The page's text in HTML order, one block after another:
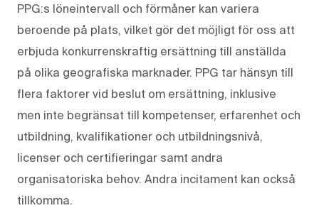
PPG:s löneintervall och förmåner kan variera
beroende på plats, vilket gör det möjligt för oss att
erbjuda konkurrenskraftig ersättning till anställda
på olika geografiska marknader. PPG tar hänsyn till
flera faktorer vid beslut om ersättning, inklusive
men inte begränsat till kompetenser, erfarenhet och
utbildning, kvalifikationer och utbildningsnivå,
licenser och certifieringar samt andra
organisatoriska behov. Andra incitament kan också
tillkomma.